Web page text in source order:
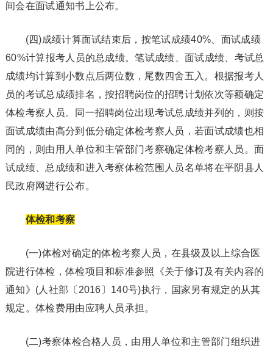
间会在面试通知书上公布。
(四)成绩计算面试结束后，按笔试成绩40%、面试成绩
60%计算报考人员的总成绩。笔试成绩、面试成绩、考试总
成绩均计算到小数点后两位数，尾数四舍五入。根据报考人
员的考试总成绩排名，按招聘岗位的招聘计划依次等额确定
体检考察人员。同一招聘岗位出现考试总成绩并列的，则按
面试成绩由高分到低分确定体检考察人员，若面试成绩也相
同的，则由用人单位和主管部门考察确定体检考察人员。面
试成绩、总成绩和进入考察体检范围人员名单将在平阴县人
民政府网进行公布。
体检和考察
(一)体检对确定的体检考察人员，在县级及以上综合医
院进行体检，体检项目和标准参照《关于修订及有关内容的
通知》(人社部〔2016〕140号)执行，国家另有规定的从其
规定。体检费用由应聘人员承担。
(二)考察体检合格人员，由用人单位和主管部门组织进